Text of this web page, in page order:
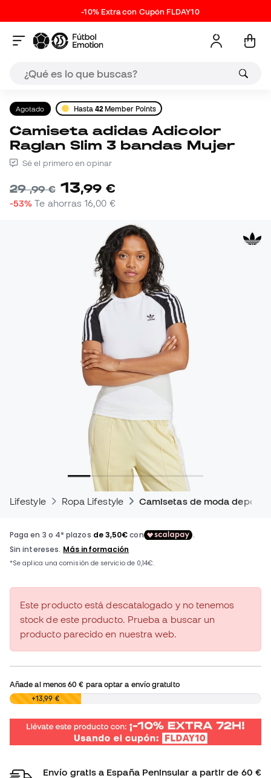
-10% Extra con Cupón FLDAY10
Agotado Hasta42 Member Points
Camiseta adidas Adicolor
Raglan Slim 3 bandas Mujer
Sé el primero en opinar
29,99 € 13,99 €
-53% Te ahorras16,00 €
Lifestyle Ropa Lifestyle Camisetas de moda
Este producto está descatalogado y no tenemos
stock de este producto. Prueba a buscar un
producto parecido en nuestra web.
Añade al menos60 € para optar a envío gratuito
0,00 €+13,99 €
Envío gratis a España Peninsular a partir de 60 €